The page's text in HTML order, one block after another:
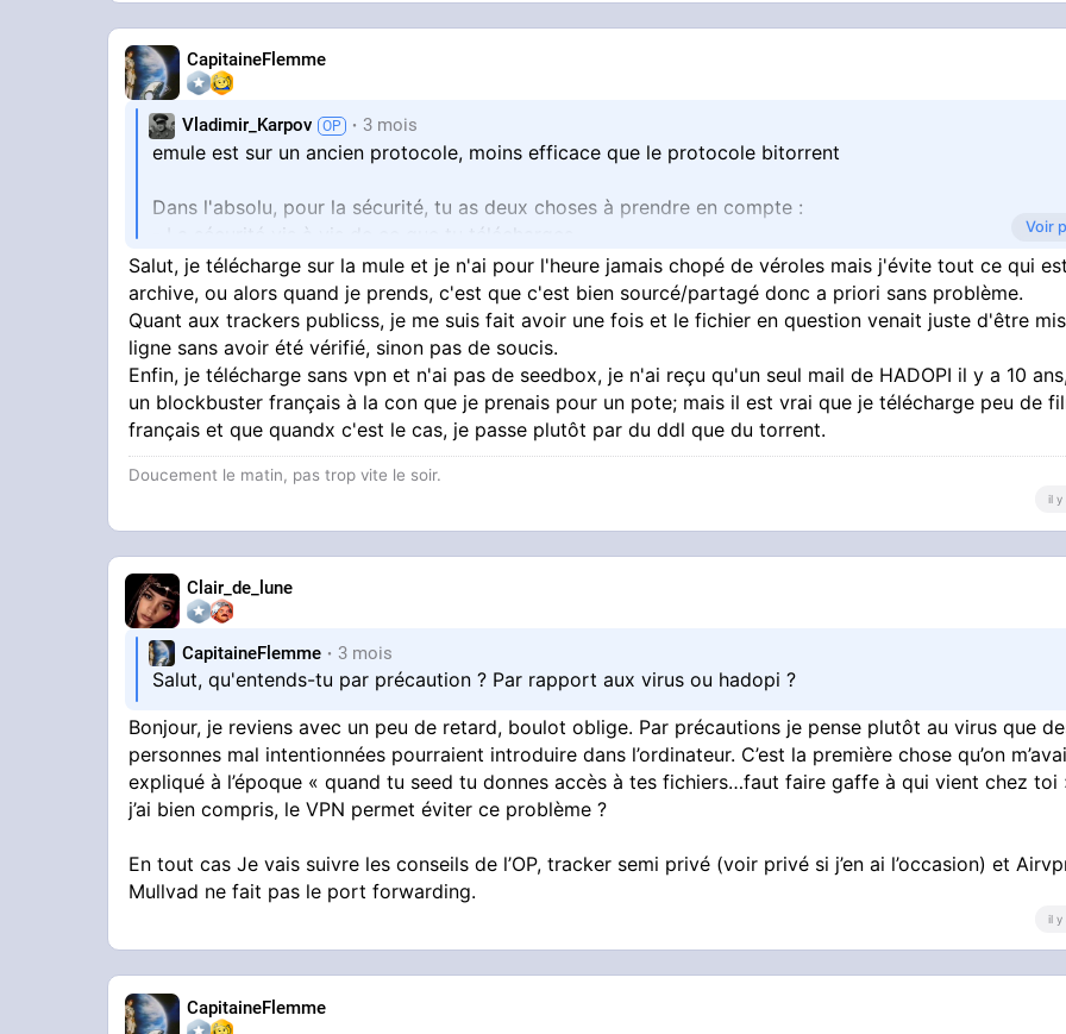
CapitaineFlemme
Vladimir_Karpov 3 mois
emule est sur un ancien protocole, moins efficace que le protocole bitorrent
Dans l'absolu, pour la sécurité, tu as deux choses à prendre en compte :
- La sécurité vis à vis de ce que tu télécharges
- La sécurité vis à vis de qui te regarde télécharger
ça fait longtemps que je n'ai pas ouvert emule, mais dans mon souvenir, tu pouvais télécharger assez
facilement des merdes, tout se fait un peu à la confiance
Et tout comme avec le torrent, tu peux te faire gauler par l'ARCOM
Pour ce deuxième problème, il suffit de prendre un VPN qui autorise le port forwarding (donc Air
Proton VPN etc.)
Je te conseille de passer par Air VPN, via le lien proposé par Torr9, ça permet de les soutenir et
des plus gros trackers semi-privé actuel
Pour ce qui est de télécharger des fichiers vérolés, la plupart des trackers semi-privés font attention,
évite les trackers publics qui sont à chier, surtout ceux étrangers, j'ai déjà failli me faire baiser sur The
Pirate Bay
Sinon, les trackers privés sont très corrects, mais il faut y entrer
Voir
Salut, je télécharge sur la mule et je n'ai pour l'heure jamais chopé de véroles mais j'évite tout ce qui est
archive, ou alors quand je prends, c'est que c'est bien sourcé/partagé donc a priori sans problème.
Quant aux trackers publicss, je me suis fait avoir une fois et le fichier en question venait juste d'être
ligne sans avoir été vérifié, sinon pas de soucis.
Enfin, je télécharge sans vpn et n'ai pas de seedbox, je n'ai reçu qu'un seul mail de HADOPI il y a 10
un blockbuster français à la con que je prenais pour un pote; mais il est vrai que je télécharge peu de
français et que quandx c'est le cas, je passe plutôt par du ddl que du torrent.
Doucement le matin, pas trop vite le soir.
il y
Clair_de_lune
CapitaineFlemme 3 mois
Salut, qu'entends-tu par précaution ? Par rapport aux virus ou hadopi ?
Bonjour, je reviens avec un peu de retard, boulot oblige. Par précautions je pense plutôt au virus que
personnes mal intentionnées pourraient introduire dans l’ordinateur. C’est la première chose qu’on
expliqué à l’époque « quand tu seed tu donnes accès à tes fichiers…faut faire gaffe à qui vient chez toi
j’ai bien compris, le VPN permet éviter ce problème ?
En tout cas Je vais suivre les conseils de l’OP, tracker semi privé (voir privé si j’en ai l’occasion) et
Mullvad ne fait pas le port forwarding.
il y
CapitaineFlemme